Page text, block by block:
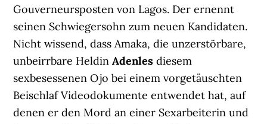
Gouverneursposten von Lagos. Der ernennt
seinen Schwiegersohn zum neuen Kandidaten.
Nicht wissend, dass Amaka, die unzerstörbare,
unbeirrbare HeldinAdenlesdiesem
sexbesessenen Ojo bei einem vorgetäuschten
Beischlaf Videodokumente entwendet hat, auf
denen er den Mord an einer Sexarbeiterin und